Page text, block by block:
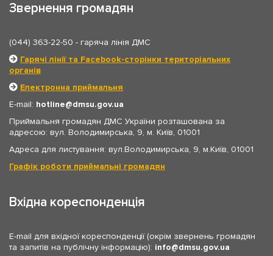
Звернення громадян
(044) 363-22-50 - гаряча лінія ДМС
Гарячі лінії та Facebook-сторінки територіальних
органів
Електронна приймальня
E-mail: hotline
dmsu.gov.ua
Приймальня громадян ДМС України розташована за
адресою: вул. Володимирська, 9, м. Київ, 01001
Адреса для листування: вул.Володимирська, 9, м.Київ, 01001
Графік роботи приймальні громадян
Вхідна кореспонденція
E-mail для вхідної кореспонденції (окрім звернень громадян
та запитів на публічну інформацію): info dmsu.gov.ua